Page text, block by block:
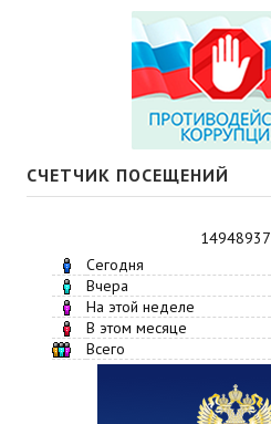
СЧЕТЧИК ПОСЕЩЕНИЙ
14948937
Сегодня
Вчера
На этой неделе
В этом месяце
Всего